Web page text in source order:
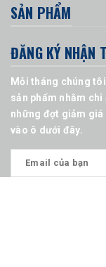
SẢN PHẨM
ĐĂNG KÝ NHẬN
Mỗi tháng chúng
sản phẩm nhằm
những đợt giảm giá
vào ô dưới đây.